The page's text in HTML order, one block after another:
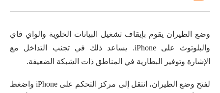
وضع الطيران يقوم بإيقاف تشغيل البيانات الخلوية والواي فاي
والبلوتوث على iPhone. يساعد ذلك في تجنب التداخل مع
الإشارة وتوفير البطارية في المناطق ذات الشبكة الضعيفة.
لفتح وضع الطيران، انتقل إلى مركز التحكم على iPhone واضغط